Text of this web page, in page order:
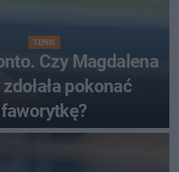
TENIS
Czy Magdalena
pokonać
faworytkę?